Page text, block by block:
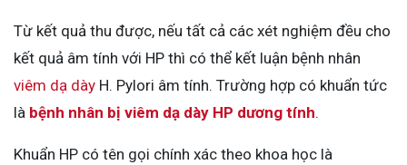
Từ kết quả thu được, nếu tất cả các xét nghiệm đều cho
kết quả âm tính với HP thì có thể kết luận bệnh nhân
viêm dạ dày H. Pylori âm tính. Trường hợp có khuẩn tức
là bệnh nhân bị viêm dạ dày HP dương tính.
Khuẩn HP có tên gọi chính xác theo khoa học là